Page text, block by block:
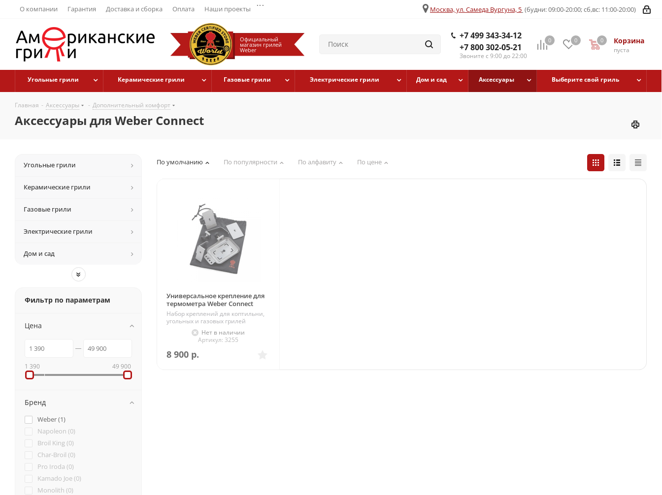
О компании Гарантия Доставка и сборка Оплата Наши проекты
...
Москва, ул. Самеда Вургуна, 5 (будни: 09:00-20:00; сб,вс: 11:00-20:00)
Официальный
магазин грилей
Weber
+7 499 343-34-12
+7 800 302-05-21
Звоните с 9:00 до 22:00
0 0 Корзина
пуста
0
Угольные грили Керамические грили Газовые грили Электрические грили Дом и сад Аксессуары Выберите свой гриль
Главная - Аксессуары - Дополнительный комфорт
Аксессуары для Weber Connect
По умолчанию По популярности По алфавиту По цене
Универсальное крепление для
термометра Weber Connect
Набор креплений для коптильни,
угольных и газовых грилей
Нет в наличии
Артикул: 3255
8 900 р.
Угольные грили
Керамические грили
Газовые грили
Электрические грили
Дом и сад
»
Фильтр по параметрам
Цена
1 390 49 900
Бренд
Weber (1)
Napoleon (0)
Broil King (0)
Char-Broil (0)
Pro Iroda (0)
Kamado Joe (0)
Monolith (0)